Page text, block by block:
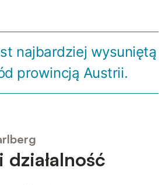
najbardziej wysuniętą
prowincją Austrii.